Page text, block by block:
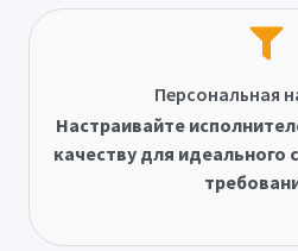
Персональная
Настраивайте
качеству для идеального